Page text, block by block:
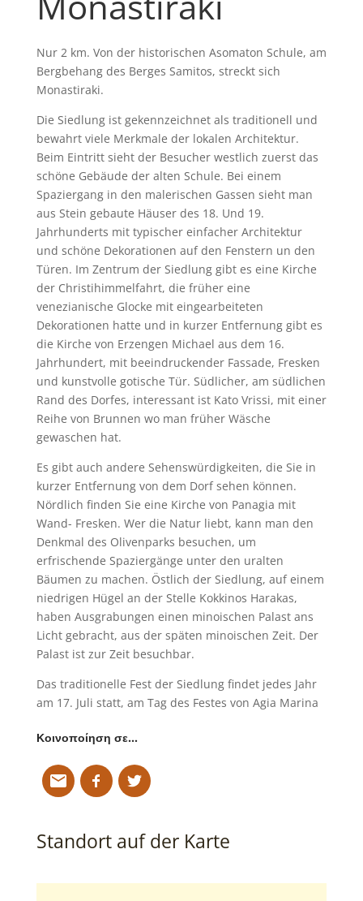
Nur 2 km. Von der historischen Asomaton Schule, am
Bergbehang des Berges Samitos, streckt sich
Monastiraki.
Die Siedlung ist gekennzeichnet als traditionell und
bewahrt viele Merkmale der lokalen Architektur.
Beim Eintritt sieht der Besucher westlich zuerst das
schöne Gebäude der alten Schule. Bei einem
Spaziergang in den malerischen Gassen sieht man
aus Stein gebaute Häuser des 18. Und 19.
Jahrhunderts mit typischer einfacher Architektur
und schöne Dekorationen auf den Fenstern un den
Türen. Im Zentrum der Siedlung gibt es eine Kirche
der Christihimmelfahrt, die früher eine
venezianische Glocke mit eingearbeiteten
Dekorationen hatte und in kurzer Entfernung gibt es
die Kirche von Erzengen Michael aus dem 16.
Jahrhundert, mit beeindruckender Fassade, Fresken
und kunstvolle gotische Tür. Südlicher, am südlichen
Rand des Dorfes, interessant ist Kato Vrissi, mit einer
Reihe von Brunnen wo man früher Wäsche
gewaschen hat.
Es gibt auch andere Sehenswürdigkeiten, die Sie in
kurzer Entfernung von dem Dorf sehen können.
Nördlich finden Sie eine Kirche von Panagia mit
Wand- Fresken. Wer die Natur liebt, kann man den
Denkmal des Olivenparks besuchen, um
erfrischende Spaziergänge unter den uralten
Bäumen zu machen. Östlich der Siedlung, auf einem
niedrigen Hügel an der Stelle Kokkinos Harakas,
haben Ausgrabungen einen minoischen Palast ans
Licht gebracht, aus der späten minoischen Zeit. Der
Palast ist zur Zeit besuchbar.
Das traditionelle Fest der Siedlung findet jedes Jahr
am 17. Juli statt, am Tag des Festes von Agia Marina
Κοινοποίηση σε…
Standort auf der Karte